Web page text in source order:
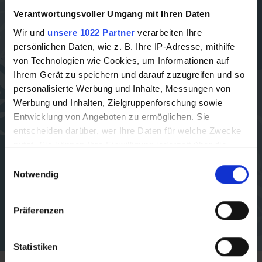
Verantwortungsvoller Umgang mit Ihren Daten
Wir und unsere 1022 Partner verarbeiten Ihre
persönlichen Daten, wie z. B. Ihre IP-Adresse, mithilfe
von Technologien wie Cookies, um Informationen auf
Ihrem Gerät zu speichern und darauf zuzugreifen und so
personalisierte Werbung und Inhalte, Messungen von
Werbung und Inhalten, Zielgruppenforschung sowie
Entwicklung von Angeboten zu ermöglichen. Sie
entscheiden darüber, wer Ihre Daten für welche Zwecke
nutzt. Sie können Ihre Einwilligung jederzeit über die
Trigger Symbol ändern oder widerrufen
Informationen über Ihre geografische Lage
können
Notwendig
Präferenzen
Statistiken